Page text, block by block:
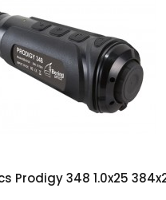
Prodigy 348 1.0x25